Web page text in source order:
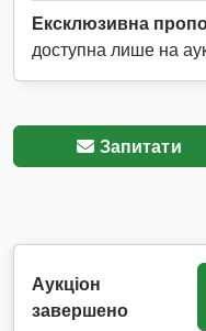
Ексклюзивна
доступна лише на
Запитати
Аукціон
завершено